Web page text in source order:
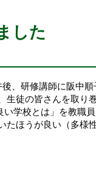
した
、研修講師に阪中
徒の皆さんを取り
学校とは」を教職
たほうが良い（多様